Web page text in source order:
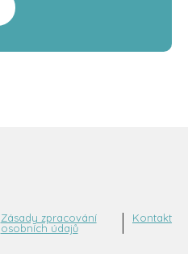
Zásady zpracování
osobních údajů
Kontakt